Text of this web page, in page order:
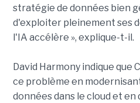
stratégie de données bien
d'exploiter pleinement ses
l'IA accélère », explique-t-il.
David Harmony indique que
ce problème en
données dans le cloud et